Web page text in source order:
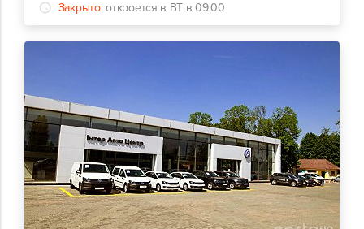
Закрыто: откроется в ВТ в 09:00